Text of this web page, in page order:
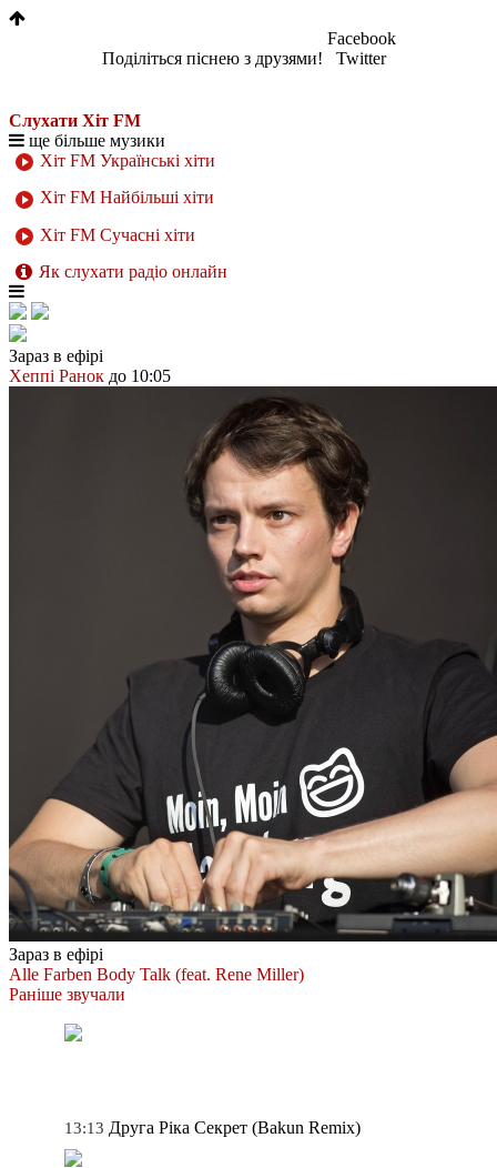
Поділіться піснею з друзями!
Facebook
Twitter
Слухати Хіт FM
ще більше музики
Хіт FM Українські хіти
Хіт FM Найбільші хіти
Хіт FM Сучасні хіти
Як слухати радіо онлайн
Зараз в ефірі
Хеппі Ранок до 10:05
Зараз в ефірі
Alle Farben Body Talk (feat. Rene Miller)
Раніше звучали
13:13 Друга Ріка Секрет (Bakun Remix)